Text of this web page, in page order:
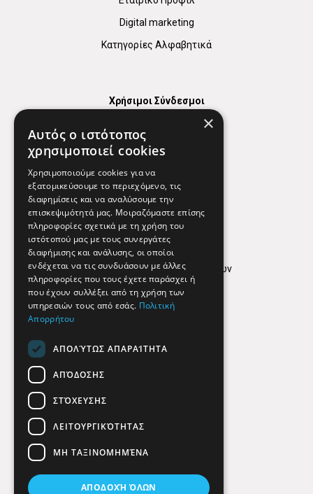
Digital marketing
Κατηγορίες Αλφαβητικά
Χρήσιμοι Σύνδεσμοι
Χρήσιμα Τηλέφωνα
Εφημερεύοντα Φαρμακεία
Απόρρητο
Όροι Χρήσης
Πολιτική προστασίας δεδομένων
Findhere
Social Media
×
Αυτός ο ιστότοπος
χρησιμοποιεί cookies
Χρησιμοποιούμε cookies για να
εξατομικεύσουμε το περιεχόμενο, τις
διαφημίσεις και να αναλύσουμε την
επισκεψιμότητά μας. Μοιραζόμαστε επίσης
πληροφορίες σχετικά με τη χρήση του
ιστότοπού μας με τους συνεργάτες
διαφήμισης και ανάλυσης, οι οποίοι
ενδέχεται να τις συνδυάσουν με άλλες
πληροφορίες που τους έχετε παράσχει ή
που έχουν συλλέξει από τη χρήση των
υπηρεσιών τους από εσάς. Πολιτική
Απορρήτου
ΑΠΟΛΎΤΩΣ ΑΠΑΡΑΊΤΗΤΑ
ΑΠΌΔΟΣΗΣ
ΣΤΌΧΕΥΣΗΣ
ΛΕΙΤΟΥΡΓΙΚΌΤΗΤΑΣ
ΜΗ ΤΑΞΙΝΟΜΗΜΈΝΑ
ΑΠΟΔΟΧΉ ΌΛΩΝ